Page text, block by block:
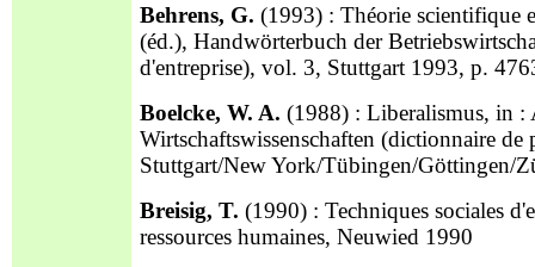
Behrens, G. (1993) : Théorie scientifique
(éd.), Handwörterbuch der
d'entreprise), vol. 3, Stuttgart 1993, p.
Boelcke, W. A. (1988) : Liberalismus, in :
Wirtschaftswissenschaften (dictionnaire
Stuttgart/New York/Tübingen/Göttingen/
Breisig, T. (1990) : Techniques sociales
ressources humaines, Neuwied 1990